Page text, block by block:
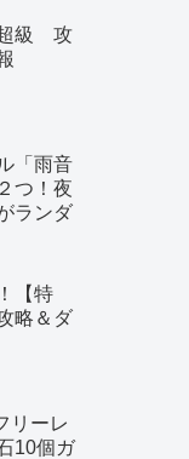
級 攻
「雨音
つ！夜
ランダ
【特
略＆ダ
リーレ
10個ガ